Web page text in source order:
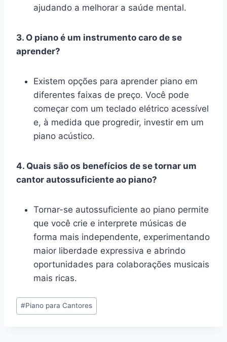
ajudando a melhorar a saúde mental.
3. O piano é um instrumento caro de se
aprender?
Existem opções para aprender piano em
diferentes faixas de preço. Você pode
começar com um teclado elétrico acessível
e, à medida que progredir, investir em um
piano acústico.
4. Quais são os benefícios de se tornar um
cantor autossuficiente ao piano?
Tornar-se autossuficiente ao piano permite
que você crie e interprete músicas de
forma mais independente, experimentando
maior liberdade expressiva e abrindo
oportunidades para colaborações musicais
mais ricas.
Tags
do
#Piano para Cantores